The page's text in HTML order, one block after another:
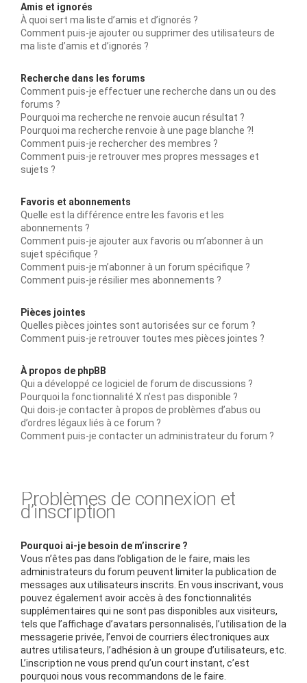
Amis et ignorés
À quoi sert ma liste d’amis et d’ignorés ?
Comment puis-je ajouter ou supprimer des utilisateurs de
ma liste d’amis et d’ignorés ?
Recherche dans les forums
Comment puis-je effectuer une recherche dans un ou des
forums ?
Pourquoi ma recherche ne renvoie aucun résultat ?
Pourquoi ma recherche renvoie à une page blanche ?!
Comment puis-je rechercher des membres ?
Comment puis-je retrouver mes propres messages et
sujets ?
Favoris et abonnements
Quelle est la différence entre les favoris et les
abonnements ?
Comment puis-je ajouter aux favoris ou m’abonner à un
sujet spécifique ?
Comment puis-je m’abonner à un forum spécifique ?
Comment puis-je résilier mes abonnements ?
Pièces jointes
Quelles pièces jointes sont autorisées sur ce forum ?
Comment puis-je retrouver toutes mes pièces jointes ?
À propos de phpBB
Qui a développé ce logiciel de forum de discussions ?
Pourquoi la fonctionnalité X n’est pas disponible ?
Qui dois-je contacter à propos de problèmes d’abus ou
d’ordres légaux liés à ce forum ?
Comment puis-je contacter un administrateur du forum ?
Problèmes de connexion et
d’inscription
Pourquoi ai-je besoin de m’inscrire ?
Vous n’êtes pas dans l’obligation de le faire, mais les
administrateurs du forum peuvent limiter la publication de
messages aux utilisateurs inscrits. En vous inscrivant, vous
pouvez également avoir accès à des fonctionnalités
supplémentaires qui ne sont pas disponibles aux visiteurs,
tels que l’affichage d’avatars personnalisés, l’utilisation de la
messagerie privée, l’envoi de courriers électroniques aux
autres utilisateurs, l’adhésion à un groupe d’utilisateurs, etc.
L’inscription ne vous prend qu’un court instant, c’est
pourquoi nous vous recommandons de le faire.